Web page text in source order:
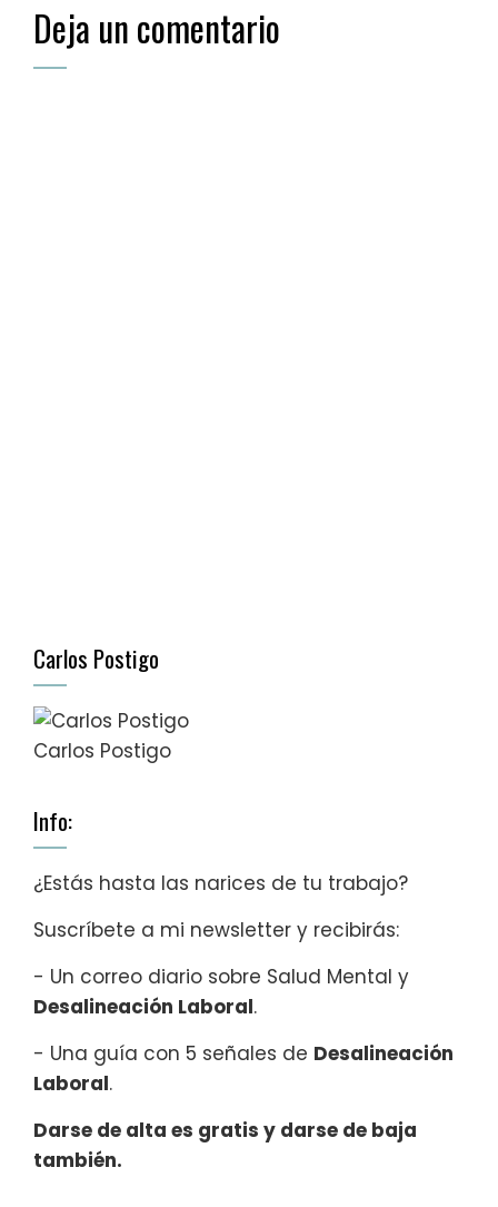
Deja un comentario
Carlos Postigo
Carlos Postigo
Info:
¿Estás hasta las narices de tu trabajo?
Suscríbete a mi newsletter y recibirás:
- Un correo diario sobre Salud Mental y
Desalineación Laboral.
- Una guía con 5 señales de Desalineación
Laboral.
Darse de alta es gratis y darse de baja
también.